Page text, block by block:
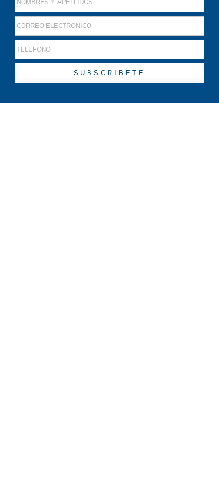
SUBSCRIBETE